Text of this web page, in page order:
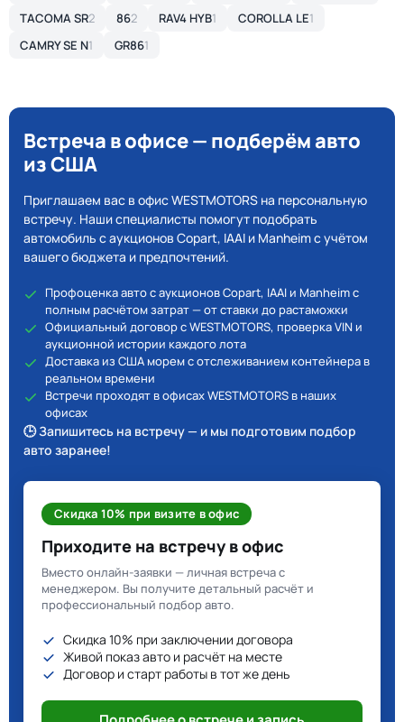
TACOMA SR2 862 RAV4 HYB1 COROLLA LE1
CAMRY SE N1 GR861
Встреча в офисе — подберём авто
из США
Приглашаем вас в офис WESTMOTORS на персональную
встречу. Наши специалисты помогут подобрать
автомобиль с аукционов Copart, IAAI и Manheim с учётом
вашего бюджета и предпочтений.
Профоценка авто с аукционов Copart, IAAI и Manheim с
полным расчётом затрат — от ставки до растаможки
Официальный договор с WESTMOTORS, проверка VIN и
аукционной истории каждого лота
Доставка из США морем с отслеживанием контейнера в
реальном времени
Встречи проходят в офисах WESTMOTORS в наших
офисах
🕒 Запишитесь на встречу — и мы подготовим подбор
авто заранее!
Скидка 10% при визите в офис
Приходите на встречу в офис
Вместо онлайн-заявки — личная встреча с
менеджером. Вы получите детальный расчёт и
профессиональный подбор авто.
Скидка 10% при заключении договора
Живой показ авто и расчёт на месте
Договор и старт работы в тот же день